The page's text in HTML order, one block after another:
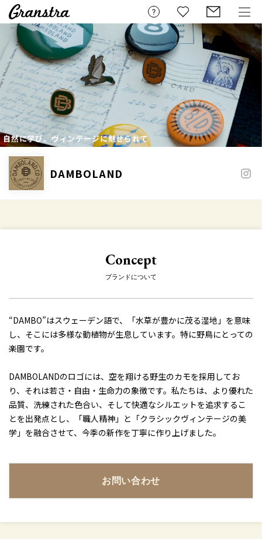
自然に学び、ヴィンテージに魅せられて
DAMBOLAND
Concept
ブランドについて
“DAMBO”はスウェーデン語で、「水草が豊かに茂る湿地」を意味
し、そこには多様な動植物が生息しています。特に野鳥にとっての
楽園です。
DAMBOLANDのロゴには、空を翔ける野生のカモを採用してお
り、それは若さ・自由・生命力の象徴です。私たちは、より優れた
品質、洗練された色合い、そして快適なシルエットを追求するこ
とを出発点とし、「職人精神」と「クラシックヴィンテージの美
学」を融合させて、今季の新作を丁寧に作り上げました。
お問い合わせ